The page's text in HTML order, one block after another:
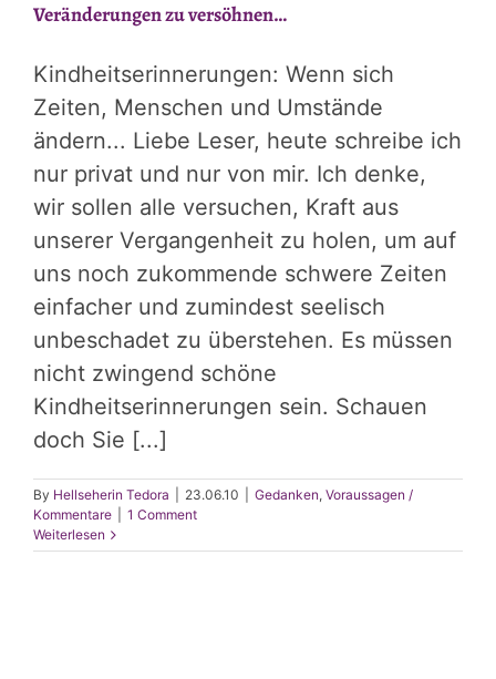
Veränderungen zu versöhnen…
Kindheitserinnerungen: Wenn sich
Zeiten, Menschen und Umstände
ändern... Liebe Leser, heute schreibe ich
nur privat und nur von mir. Ich denke,
wir sollen alle versuchen, Kraft aus
unserer Vergangenheit zu holen, um auf
uns noch zukommende schwere Zeiten
einfacher und zumindest seelisch
unbeschadet zu überstehen. Es müssen
nicht zwingend schöne
Kindheitserinnerungen sein. Schauen
doch Sie [...]
By Hellseherin Tedora 23.06.10 Gedanken, Voraussagen /
Kommentare
1 Comment
Weiterlesen